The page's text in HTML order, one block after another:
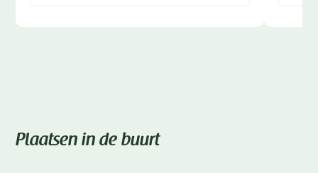
Plaatsen in de buurt